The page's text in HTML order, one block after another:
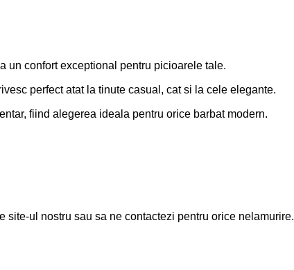
un confort exceptional pentru picioarele tale.
perfect atat la tinute casual, cat si la cele elegante.
fiind alegerea ideala pentru orice barbat modern.
ul nostru sau sa ne contactezi pentru orice nelamurire.